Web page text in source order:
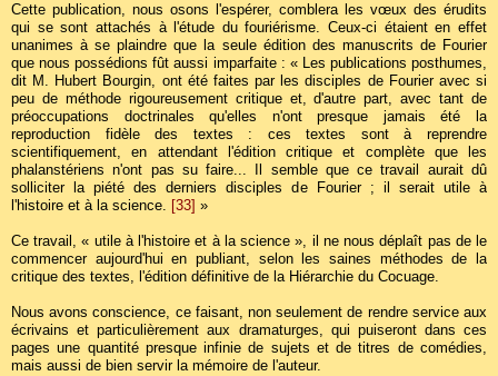
Cette publication, nous osons l'espérer, comblera les vœux des érudits
qui se sont attachés à l'étude du fouriérisme. Ceux-ci étaient en effet
unanimes à se plaindre que la seule édition des manuscrits de Fourier
que nous possédions fût aussi imparfaite : « Les publications posthumes,
dit M. Hubert Bourgin, ont été faites par les disciples de Fourier avec si
peu de méthode rigoureusement critique et, d'autre part, avec tant de
préoccupations doctrinales qu'elles n'ont presque jamais été la
reproduction fidèle des textes : ces textes sont à reprendre
scientifiquement, en attendant l'édition critique et complète que les
phalanstériens n'ont pas su faire... Il semble que ce travail aurait dû
solliciter la piété des derniers disciples de Fourier ; il serait utile à
l'histoire et à la science. [33] »
Ce travail, « utile à l'histoire et à la science », il ne nous déplaît pas de le
commencer aujourd'hui en publiant, selon les saines méthodes de la
critique des textes, l'édition définitive de la Hiérarchie du Cocuage.
Nous avons conscience, ce faisant, non seulement de rendre service aux
écrivains et particulièrement aux dramaturges, qui puiseront dans ces
pages une quantité presque infinie de sujets et de titres de comédies,
mais aussi de bien servir la mémoire de l'auteur.